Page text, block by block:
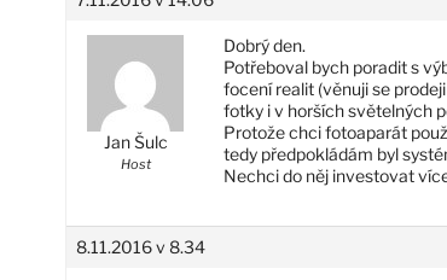
Jan Šulc
Host
Dobrý den.
Potřeboval bych poradit s
focení realit (věnuji se
fotky i v horších světelných
Protože chci fotoaparát
tedy předpokládám byl
Nechci do něj investovat
8.11.2016 v 8.34